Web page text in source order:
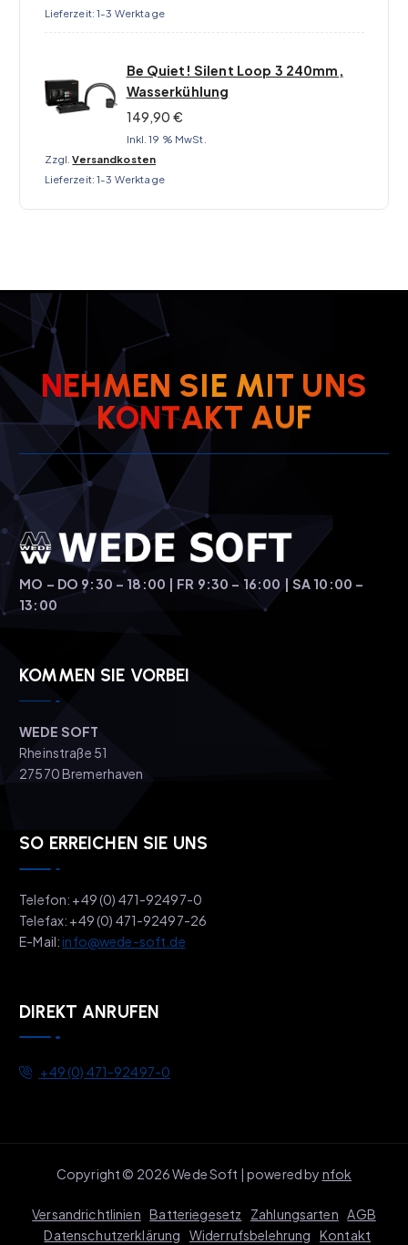
Lieferzeit:1-3 Werktage
Be Quiet! Silent Loop 3 240mm,
Wasserkühlung
149,90 €
Inkl. 19 % MwSt.
Zzgl.Versandkosten
Lieferzeit:1-3 Werktage
NEHMEN SIE MIT UNS
KONTAKT AUF
MO – DO 9:30 – 18:00 | FR 9:30 – 16:00 | SA 10:00 –
13:00
KOMMEN SIE VORBEI
WEDE SOFT
Rheinstraße 51
27570 Bremerhaven
SO ERREICHEN SIE UNS
Telefon: +49 (0) 471-92497-0
Telefax: +49 (0) 471-92497-26
E-Mail: info@wede-soft.de
DIREKT ANRUFEN
+49 (0) 471-92497-0
Copyright © 2026 Wede Soft | powered by nfok
Versandrichtlinien Batteriegesetz Zahlungsarten AGB
Datenschutzerklärung
Widerrufsbelehrung Kontakt